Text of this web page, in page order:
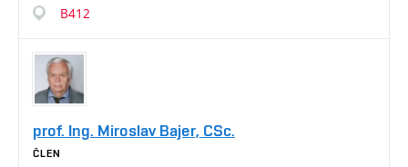
B412
prof. Ing. Miroslav Bajer, CSc.
ČLEN